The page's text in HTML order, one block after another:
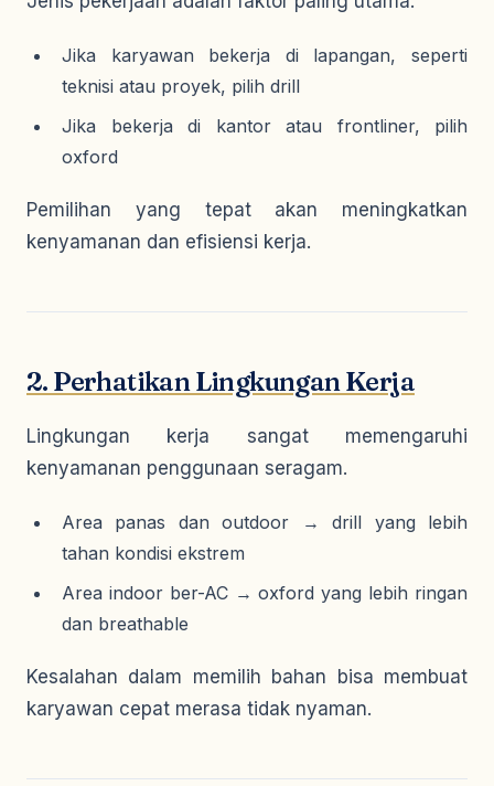
Jika karyawan bekerja di lapangan, seperti
teknisi atau proyek, pilih drill
Jika bekerja di kantor atau frontliner, pilih
oxford
Pemilihan yang tepat akan meningkatkan
kenyamanan dan efisiensi kerja.
2. Perhatikan Lingkungan Kerja
Lingkungan kerja sangat memengaruhi
kenyamanan penggunaan seragam.
Area panas dan outdoor → drill yang lebih
tahan kondisi ekstrem
Area indoor ber-AC → oxford yang lebih ringan
dan breathable
Kesalahan dalam memilih bahan bisa membuat
karyawan cepat merasa tidak nyaman.